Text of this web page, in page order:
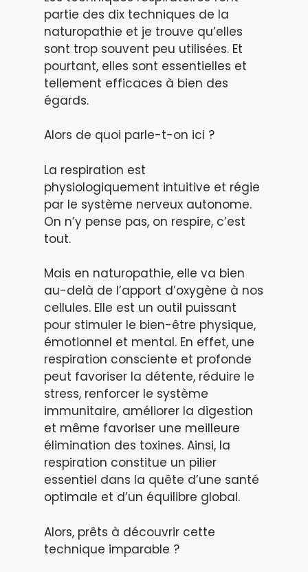
partie des dix techniques de la
naturopathie et je trouve qu’elles
sont trop souvent peu utilisées. Et
pourtant, elles sont essentielles et
tellement efficaces à bien des
égards.
Alors de quoi parle-t-on ici ?
La respiration est
physiologiquement intuitive et régie
par le système nerveux autonome.
On n’y pense pas, on respire, c’est
tout.
Mais en naturopathie, elle va bien
au-delà de l’apport d’oxygène à nos
cellules. Elle est un outil puissant
pour stimuler le bien-être physique,
émotionnel et mental. En effet, une
respiration consciente et profonde
peut favoriser la détente, réduire le
stress, renforcer le système
immunitaire, améliorer la digestion
et même favoriser une meilleure
élimination des toxines. Ainsi, la
respiration constitue un pilier
essentiel dans la quête d’une santé
optimale et d’un équilibre global.
Alors, prêts à découvrir cette
technique imparable ?